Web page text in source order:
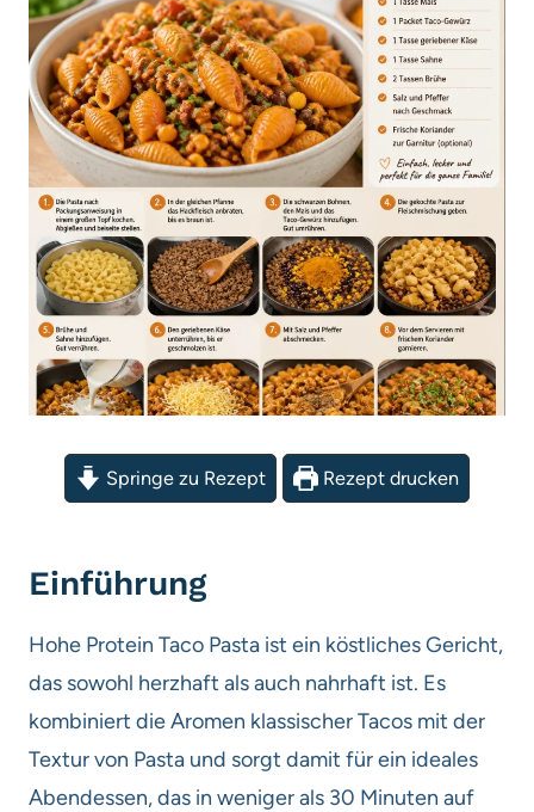
Springe zu Rezept Rezept drucken
Einführung
Hohe Protein Taco Pasta ist ein köstliches Gericht,
das sowohl herzhaft als auch nahrhaft ist. Es
kombiniert die Aromen klassischer Tacos mit der
Textur von Pasta und sorgt damit für ein ideales
Abendessen, das in weniger als 30 Minuten auf